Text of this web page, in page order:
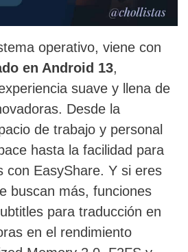
operativo, viene con
en Android 13,
suave y llena de
Desde la
de trabajo y personal
hasta la facilidad para
con EasyShare. Y si eres
buscan más, funciones
para traducción en
en el rendimiento